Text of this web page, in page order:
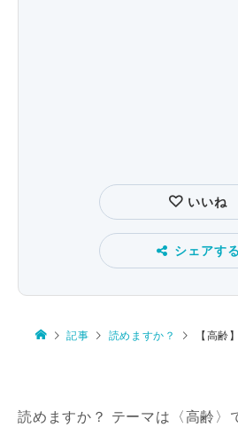
いいね
シェアする
記事 読めますか？ 【高齢】
読めますか？ テーマは〈高齢〉